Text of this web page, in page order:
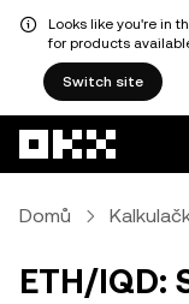
Looks like you're in
for products
Switch site
Domů
ETH/IQD: